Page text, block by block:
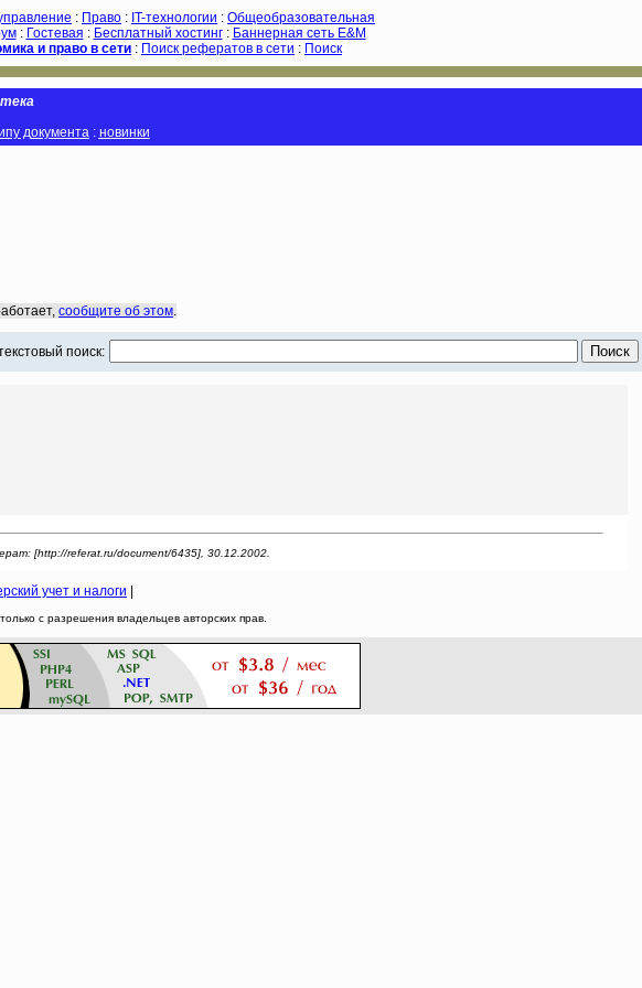
: Право : IT-технологии : Общеобразовательная
: Гостевая : Бесплатный хостинг: Баннерная сеть E&M
и право в сети : Поиск рефератов в сети : Поиск
документа: новинки
сообщите об этом.
поиск:
[http://referat.ru/document/6435], 30.12.2002.
учет и налоги
с разрешения владельцев авторских прав.